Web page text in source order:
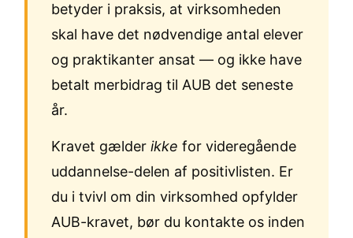
betyder i praksis, at virksomheden
skal have det nødvendige antal elever
og praktikanter ansat — og ikke have
betalt merbidrag til AUB det seneste
år.
Kravet gælder ikke for videregående
uddannelse-delen af positivlisten. Er
du i tvivl om din virksomhed opfylder
AUB-kravet, bør du kontakte os inden